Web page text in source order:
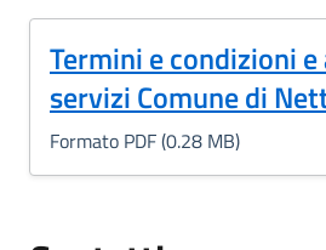
Termini e condizioni e
servizi Comune di
(Formato PDF, 0.28
Formato PDF (0.28 MB)